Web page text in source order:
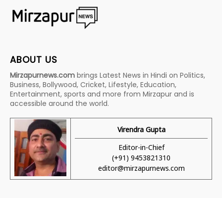
ABOUT US
Mirzapurnews.com brings Latest News in Hindi on Politics,
Business, Bollywood, Cricket, Lifestyle, Education,
Entertainment, sports and more from Mirzapur and is
accessible around the world.
Virendra Gupta
Editor-in-Chief
(+91) 9453821310
editor@mirzapurnews.com